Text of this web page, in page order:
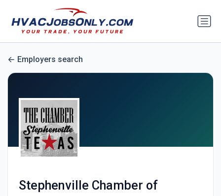
Employers search
Stephenville Chamber of